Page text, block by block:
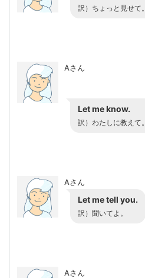
訳）ちょっと見せて。
Aさん
Let me know.
訳）わたしに教えて。
Aさん
Let me tell you.
訳）聞いてよ。
Aさん